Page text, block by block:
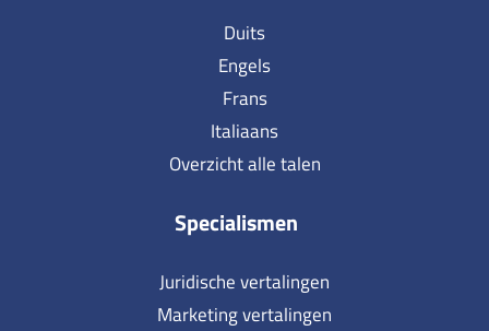
Duits
Engels
Frans
Italiaans
Overzicht alle talen
Specialismen
Juridische vertalingen
Marketing vertalingen